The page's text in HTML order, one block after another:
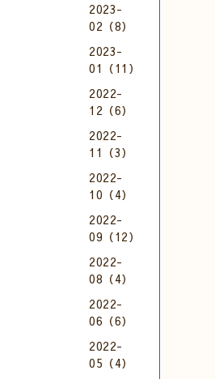
2023-
02（8）
2023-
01（11）
2022-
12（6）
2022-
11（3）
2022-
10（4）
2022-
09（12）
2022-
08（4）
2022-
06（6）
2022-
05（4）